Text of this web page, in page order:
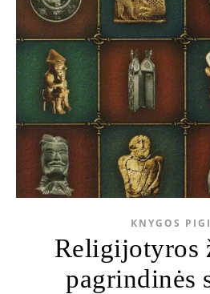
KNYGOS
Religijotyros
pagrindinės